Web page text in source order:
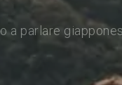
a parlare